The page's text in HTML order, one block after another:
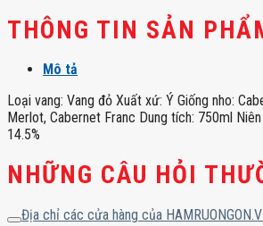
THÔNG TIN SẢN
Mô tả
Loại vang: Vang đỏ Xuất xứ: Ý Giống nho:
Merlot, Cabernet Franc Dung tích: 750ml
14.5%
NHỮNG CÂU HỎI
Địa chỉ các cửa hàng của